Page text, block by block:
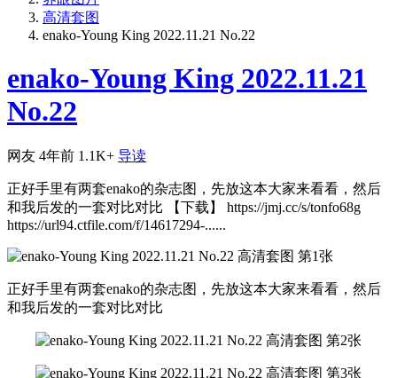
高清套图
enako-Young King 2022.11.21 No.22
enako-Young King 2022.11.21
No.22
网友 4年前 1.1K+ 导读
正好手里有两套enako的杂志图，先放这本大家来看看，然后
和我后发的一套对比对比 【下载】 https://jmj.cc/s/tonfo68g
https://url94.ctfile.com/f/14617294-......
正好手里有两套enako的杂志图，先放这本大家来看看，然后
和我后发的一套对比对比